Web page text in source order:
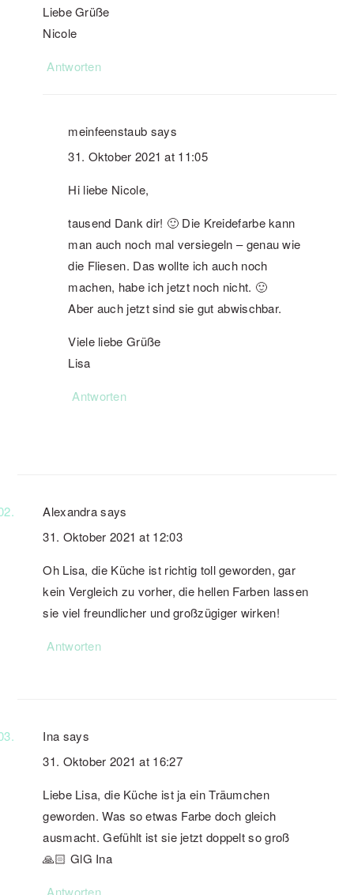
Liebe Grüße
Nicole
Antworten
meinfeenstaub says
31. Oktober 2021 at 11:05
Hi liebe Nicole,
tausend Dank dir! 🙂 Die Kreidefarbe kann
man auch noch mal versiegeln – genau wie
die Fliesen. Das wollte ich auch noch
machen, habe ich jetzt noch nicht. 🙂
Aber auch jetzt sind sie gut abwischbar.
Viele liebe Grüße
Lisa
Antworten
Alexandra says
31. Oktober 2021 at 12:03
Oh Lisa, die Küche ist richtig toll geworden, gar
kein Vergleich zu vorher, die hellen Farben lassen
sie viel freundlicher und großzügiger wirken!
Antworten
Ina says
31. Oktober 2021 at 16:27
Liebe Lisa, die Küche ist ja ein Träumchen
geworden. Was so etwas Farbe doch gleich
ausmacht. Gefühlt ist sie jetzt doppelt so groß
🙏🏻 GlG Ina
Antworten